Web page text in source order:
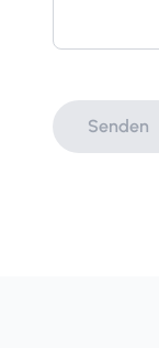
Senden